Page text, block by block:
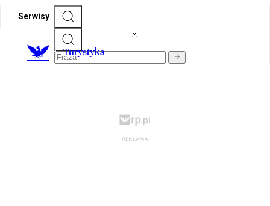
Serwisy
Turystyka